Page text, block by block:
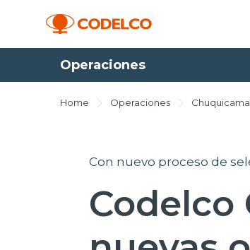
Operaciones
Home Operaciones
Con nuevo proceso de
Codelco